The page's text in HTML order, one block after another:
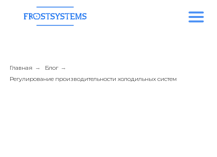
Главная → Блог →
Регулирование производительности холодильных систем